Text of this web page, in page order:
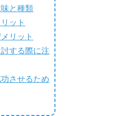
と種類
ット
リット
する際に注
させるため